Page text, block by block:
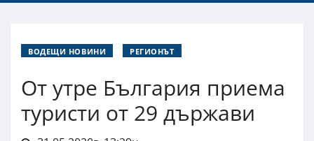
ВОДЕЩИ НОВИНИ РЕГИОНЪТ
От утре България приема
туристи от 29 държави